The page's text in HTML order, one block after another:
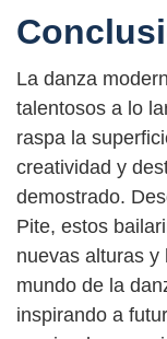
La danza
talentosos a lo
raspa la
creatividad y
demostrado.
Pite, estos
nuevas alturas y
mundo de la
inspirando a